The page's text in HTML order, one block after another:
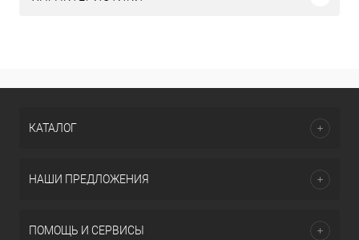
КАТАЛОГ
НАШИ ПРЕДЛОЖЕНИЯ
ПОМОЩЬ И СЕРВИСЫ